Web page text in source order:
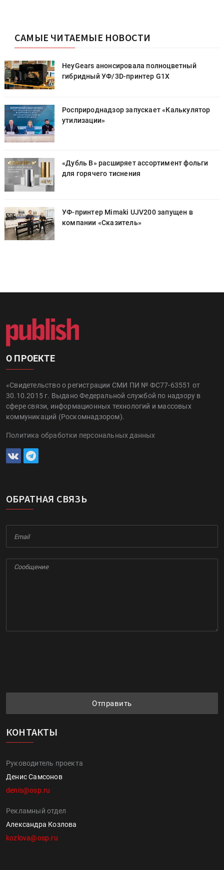
САМЫЕ ЧИТАЕМЫЕ НОВОСТИ
HeyGears анонсировала полноцветный
гибридный УФ/3D-принтер G1X
Росприроднадзор запускает «Калькулятор
утилизации»
«Дубль В» расширяет ассортимент фольги
для горячего тиснения
УФ-принтер Mimaki UJV200 запущен в
компании «Сказитель»
О ПРОЕКТЕ
«Свидетельство о регистрации СМИ ПИ № ФС77-63551 от
30.10.2015 г. Выдано Федеральной службой по надзору в
сфере связи, информационных технологий и массовых
коммуникаций (Роскомнадзором).
Политика обработки персональных данных
ОБРАТНАЯ СВЯЗЬ
Отправить
КОНТАКТЫ
Руководитель проекта
Денис Самсонов
denis@osp.ru
Рекламный отдел
Александра Козлова
kozlova@osp.ru